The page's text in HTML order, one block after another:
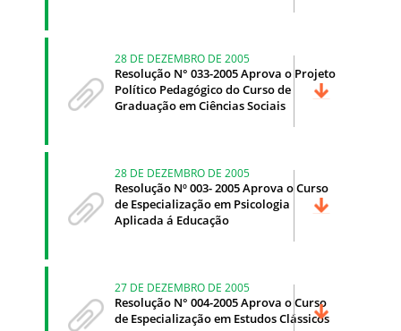
28 DE DEZEMBRO DE 2005
Resolução N° 033-2005 Aprova o Projeto
Político Pedagógico do Curso de
Graduação em Ciências Sociais
28 DE DEZEMBRO DE 2005
Resolução Nº 003- 2005 Aprova o Curso
de Especialização em Psicologia
Aplicada á Educação
27 DE DEZEMBRO DE 2005
Resolução N° 004-2005 Aprova o Curso
de Especialização em Estudos Clássicos